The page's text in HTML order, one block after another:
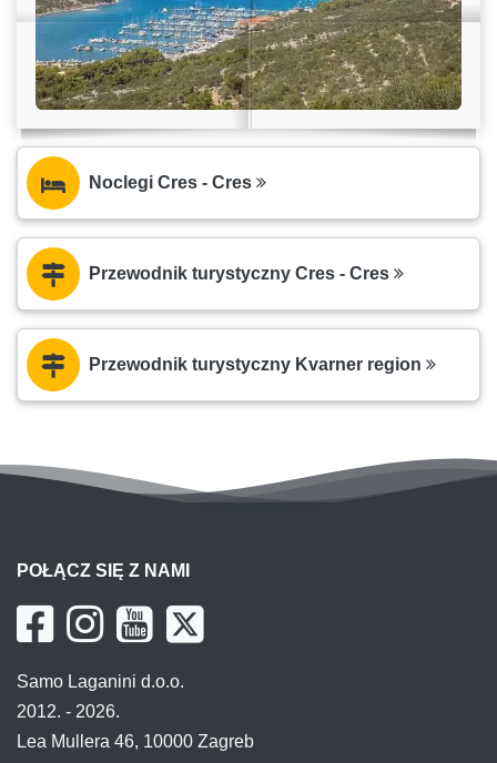
Noclegi Cres - Cres
Przewodnik turystyczny Cres - Cres
Przewodnik turystyczny Kvarner region
POŁĄCZ SIĘ Z NAMI
Samo Laganini d.o.o.
2012. - 2026.
Lea Mullera 46, 10000 Zagreb